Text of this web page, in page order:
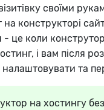
своїми
конструкторі
- це коли
і вам після
налаштовувати та
на хостингу